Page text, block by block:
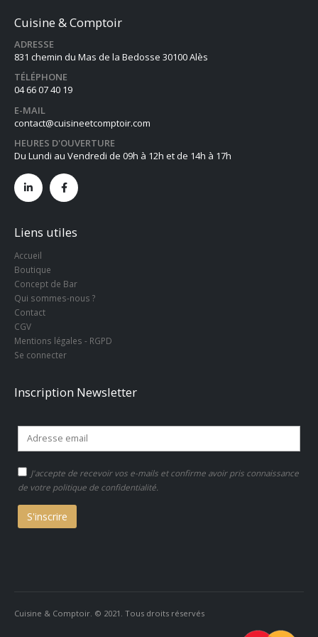
Cuisine & Comptoir
ADRESSE
831 chemin du Mas de la Bedosse 30100 Alès
TÉLÉPHONE
04 66 07 40 19
E-MAIL
contact@cuisineetcomptoir.com
HEURES D'OUVERTURE
Du Lundi au Vendredi de 09h à 12h et de 14h à 17h
Liens utiles
Accueil
Boutique
Concept de Bar
Qui sommes-nous ?
Contact
CGV
Mentions légales - RGPD
Se connecter
Inscription Newsletter
J'accepte de recevoir vos e-mails et confirme avoir pris connaissance
de votre politique de confidentialité.
Cuisine & Comptoir. © 2021. Tous droits réservés